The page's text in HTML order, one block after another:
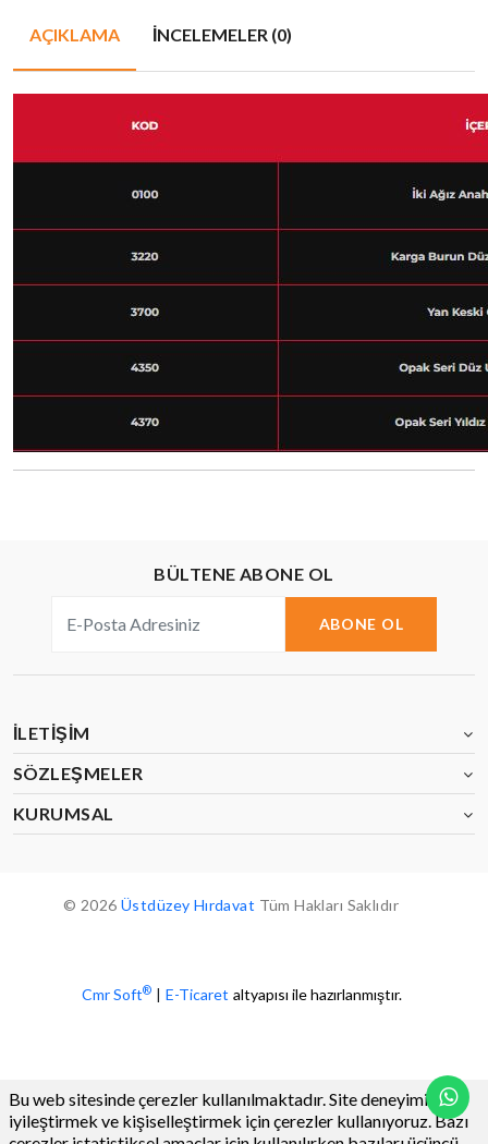
AÇIKLAMA İNCELEMELER (0)
BÜLTENE ABONE OL
ABONE OL
İLETIŞIM
SÖZLEŞMELER
KURUMSAL
© 2026 Üstdüzey Hırdavat Tüm Hakları Saklıdır
Cmr Soft® | E-Ticaret altyapısı ile hazırlanmıştır.
Bu web sitesinde çerezler kullanılmaktadır. Site deneyiminizi
iyileştirmek ve kişiselleştirmek için çerezler kullanıyoruz. Bazı